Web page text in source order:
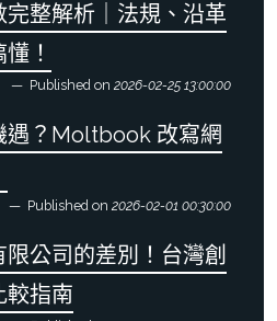
整解析｜法規、沿革
！
Published on 2026-02-25 13:00:00
遇？Moltbook 改寫網
Published on 2026-02-01 00:30:00
公司的差別！台灣創
較指南